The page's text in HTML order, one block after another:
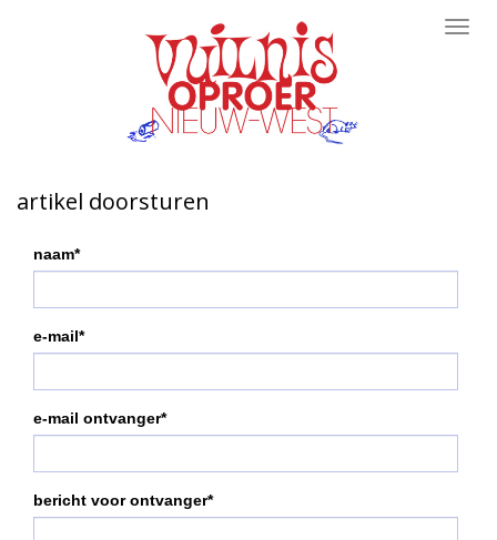
artikel doorsturen
naam*
e-mail*
e-mail ontvanger*
bericht voor ontvanger*